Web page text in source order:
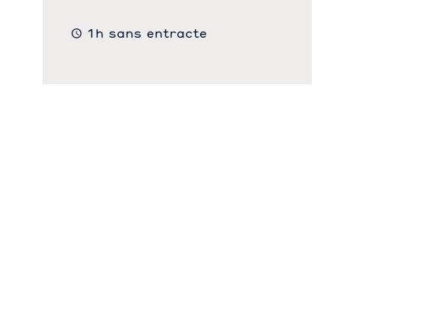
1h sans entracte